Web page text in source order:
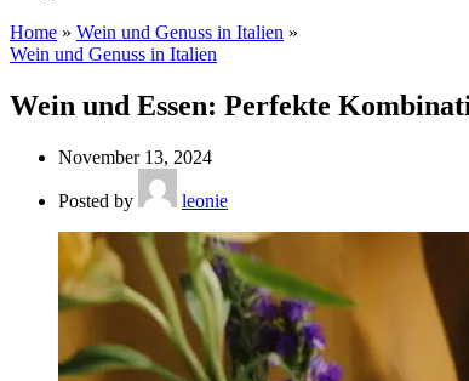
Home » Wein und Genuss in Italien »
Wein und Genuss in Italien
Wein und Essen: Perfekte
November 13, 2024
Posted by leonie